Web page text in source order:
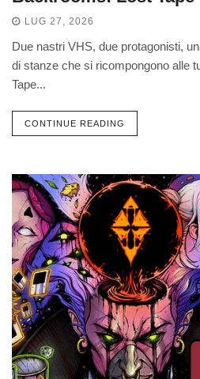
LUG 27, 2026
Due nastri VHS, due protagonisti,
di stanze che si ricompongono alle
Tape...
CONTINUE READING